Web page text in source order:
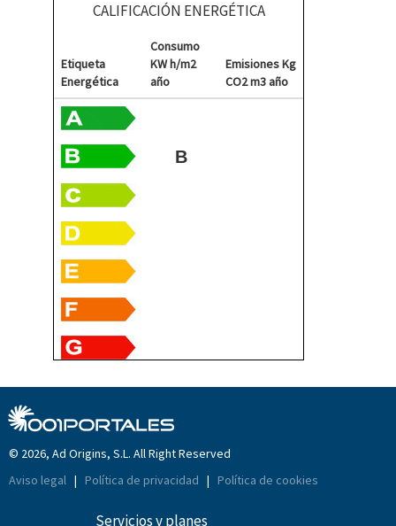
CALIFICACIÓN ENERGÉTICA
Etiqueta
Energética
Consumo
KW h/m2
año
Emisiones Kg
CO2 m3 año
B
© 2026, Ad Origins, S.L. All Right Reserved
Aviso legal | Política de privacidad | Política de cookies
Servicios y planes